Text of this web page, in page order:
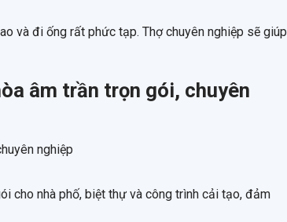
và đi ống rất phức tạp. Thợ chuyên nghiệp sẽ giúp
âm trần trọn gói, chuyên
cho nhà phố, biệt thự và công trình cải tạo, đảm